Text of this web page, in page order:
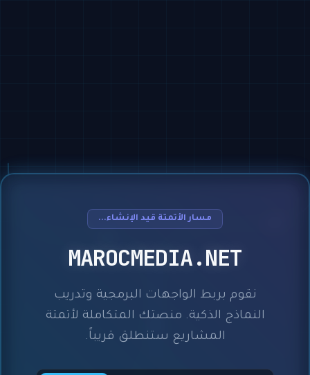
مسار الأتمتة قيد الإنشاء...
MAROCMEDIA.NET
نقوم بربط الواجهات البرمجية وتدريب
النماذج الذكية. منصتك المتكاملة لأتمتة
المشاريع ستنطلق قريباً.